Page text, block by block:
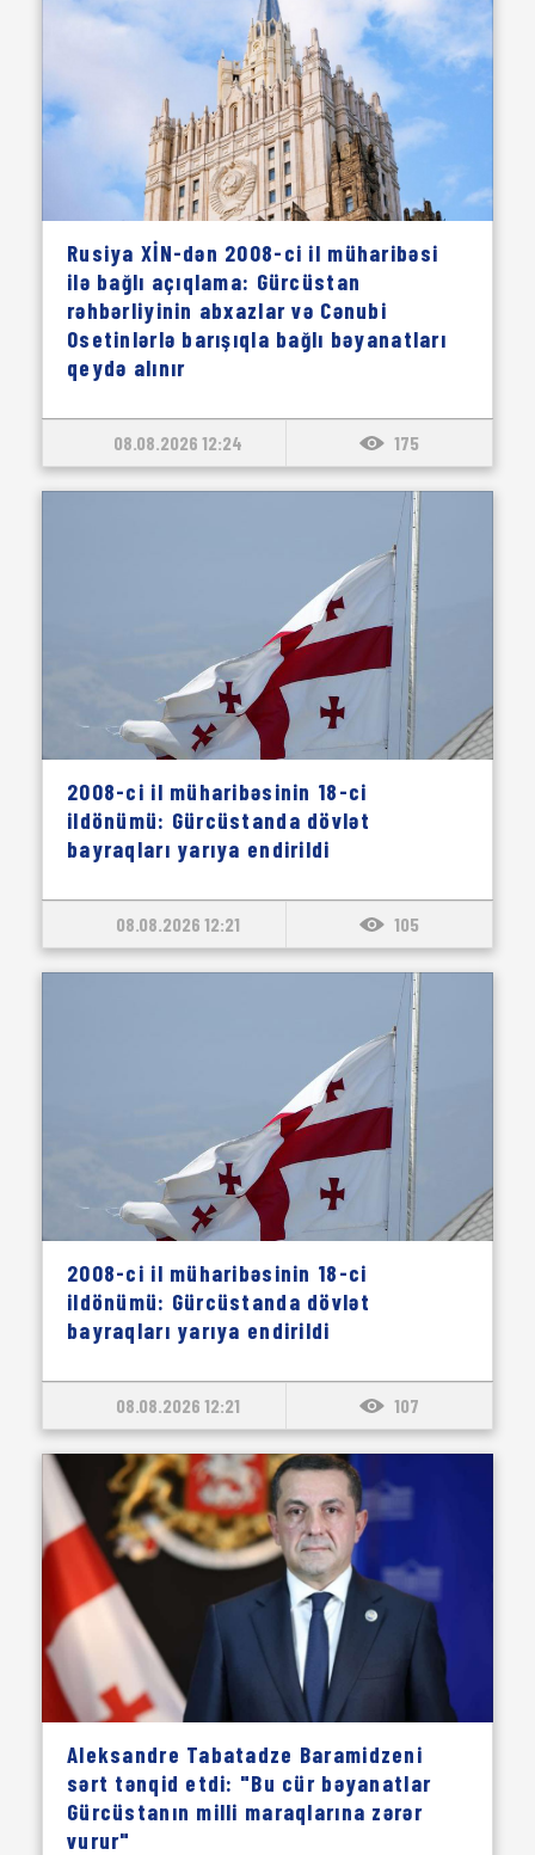
Rusiya XİN-dən 2008-ci il müharibəsi
ilə bağlı açıqlama: Gürcüstan
rəhbərliyinin abxazlar və Cənubi
Osetinlərlə barışıqla bağlı bəyanatları
qeydə alınır
08.08.2026 12:24 175
2008-ci il müharibəsinin 18-ci
ildönümü: Gürcüstanda dövlət
bayraqları yarıya endirildi
08.08.2026 12:21 105
2008-ci il müharibəsinin 18-ci
ildönümü: Gürcüstanda dövlət
bayraqları yarıya endirildi
08.08.2026 12:21 107
Aleksandre Tabatadze Baramidzeni
sərt tənqid etdi: "Bu cür bəyanatlar
Gürcüstanın milli maraqlarına zərər
vurur"